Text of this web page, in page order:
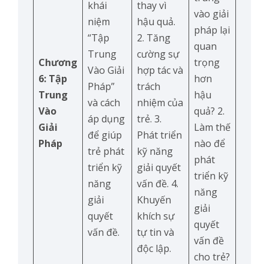
Chương
6: Tập
Trung
Vào
Giải
Pháp
khái
niệm
“Tập
Trung
Vào Giải
Pháp”
và cách
áp dụng
để giúp
trẻ phát
triển kỹ
năng
giải
quyết
vấn đề.
thay vì
hậu quả.
2. Tăng
cường sự
hợp tác và
trách
nhiệm của
trẻ. 3.
Phát triển
kỹ năng
giải quyết
vấn đề. 4.
Khuyến
khích sự
tự tin và
độc lập.
vào giải
pháp lại
quan
trọng
hơn
hậu
quả? 2.
Làm thế
nào để
phát
triển kỹ
năng
giải
quyết
vấn đề
cho trẻ?